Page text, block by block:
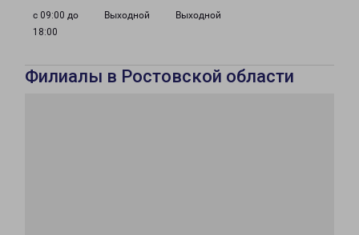
с 09:00 до
18:00
Выходной Выходной
Филиалы в Ростовской области